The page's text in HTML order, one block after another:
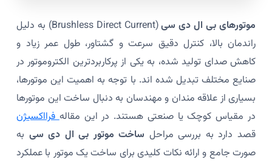
موتورهای بی ال دی سی
(Brushless Direct Current) به دلیل
راندمان بالا، کنترل دقیق سرعت و گشتاور، طول عمر زیاد و
کاهش صدای تولید شده، به یکی از پرکاربردترین الکتروموتور در
صنایع مختلف تبدیل شده اند. با توجه به اهمیت این موتورها،
بسیاری از علاقه مندان و مهندسان به دنبال ساخت این موتورها
در مقیاس کوچک یا صنعتی هستند. در این مقالهفرااکسیژن
قصد دارد به بررسی مراحل ساخت موتور بی ال دی سی به
صورت جامع و ارائه نکات کلیدی برای ساخت یک موتور با عملکرد